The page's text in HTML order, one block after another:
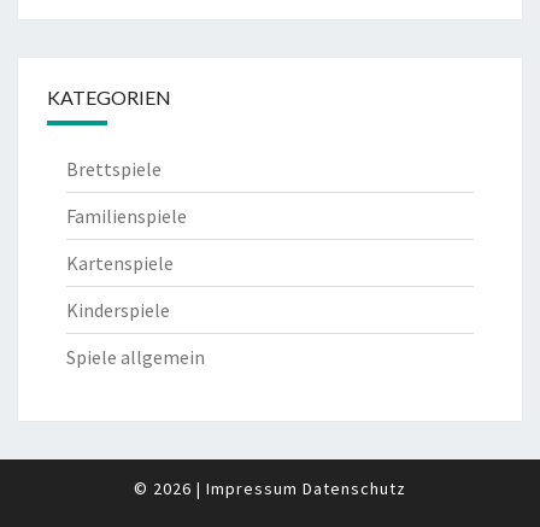
KATEGORIEN
Brettspiele
Familienspiele
Kartenspiele
Kinderspiele
Spiele allgemein
© 2026 | Impressum Datenschutz